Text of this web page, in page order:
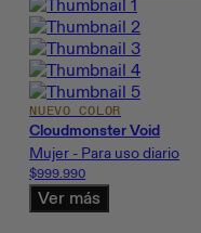
NUEVO COLOR
Cloudmonster Void
Mujer - Para uso diario
$999.990
Ver más